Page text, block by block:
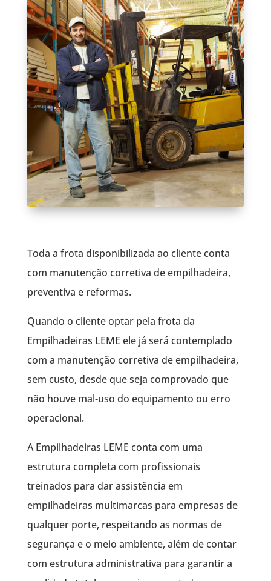
Toda a frota disponibilizada ao cliente conta
com manutenção corretiva de empilhadeira,
preventiva e reformas.
Quando o cliente optar pela frota da
Empilhadeiras LEME ele já será contemplado
com a manutenção corretiva de empilhadeira,
sem custo, desde que seja comprovado que
não houve mal-uso do equipamento ou erro
operacional.
A Empilhadeiras LEME conta com uma
estrutura completa com profissionais
treinados para dar assistência em
empilhadeiras multimarcas para empresas de
qualquer porte, respeitando as normas de
segurança e o meio ambiente, além de contar
com estrutura administrativa para garantir a